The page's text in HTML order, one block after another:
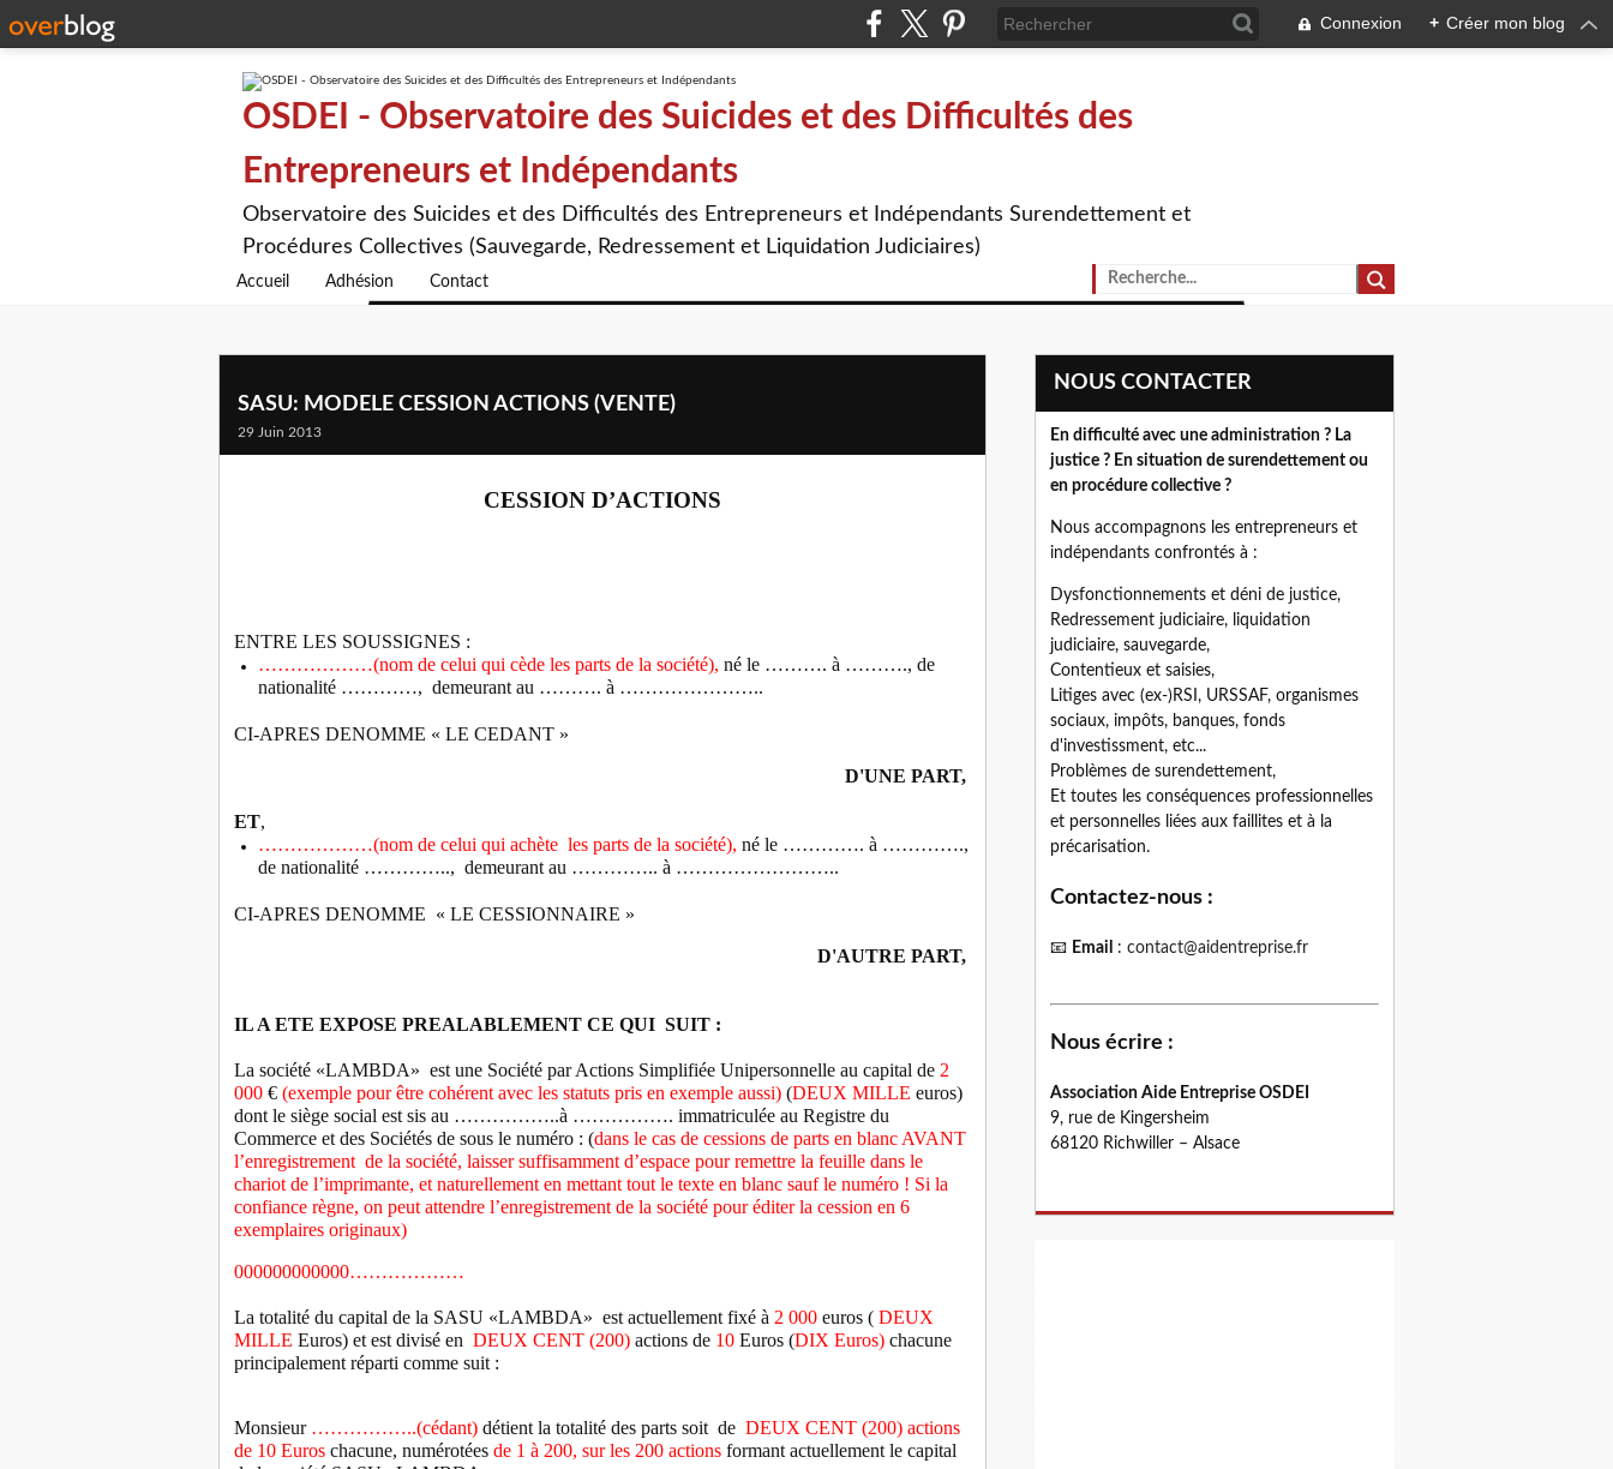
Connexion + Créer mon blog
OSDEI - Observatoire des Suicides et des Difficultés des
Entrepreneurs et Indépendants
Observatoire des Suicides et des Difficultés des Entrepreneurs et Indépendants Surendettement et
Procédures Collectives (Sauvegarde, Redressement et Liquidation Judiciaires)
Accueil Adhésion Contact
SASU: MODELE CESSION ACTIONS (VENTE)
29 Juin 2013
CESSION D’ACTIONS
ENTRE LES SOUSSIGNES :
………………(nom de celui qui cède les parts de la société), né le ………. à ………., de
nationalité …………, demeurant au ………. à …………………..
CI-APRES DENOMME « LE CEDANT »
D'UNE PART,
ET,
………………(nom de celui qui achète les parts de la société), né le …………. à ………….,
de nationalité ………….., demeurant au ………….. à ……………………..
CI-APRES DENOMME « LE CESSIONNAIRE »
D'AUTRE PART,
IL A ETE EXPOSE PREALABLEMENT CE QUI SUIT :
La société «LAMBDA» est une Société par Actions Simplifiée Unipersonnelle au capital de 2
000 € (exemple pour être cohérent avec les statuts pris en exemple aussi) (DEUX MILLE euros)
dont le siège social est sis au ……………..à ……………. immatriculée au Registre du
Commerce et des Sociétés de sous le numéro : (dans le cas de cessions de parts en blanc AVANT
l’enregistrement de la société, laisser suffisamment d’espace pour remettre la feuille dans le
chariot de l’imprimante, et naturellement en mettant tout le texte en blanc sauf le numéro ! Si la
confiance règne, on peut attendre l’enregistrement de la société pour éditer la cession en 6
exemplaires originaux)
000000000000………………
La totalité du capital de la SASU «LAMBDA» est actuellement fixé à 2 000 euros ( DEUX
MILLE Euros) et est divisé en DEUX CENT (200) actions de 10 Euros (DIX Euros) chacune
principalement réparti comme suit :
Monsieur ……………..(cédant) détient la totalité des parts soit de DEUX CENT (200) actions
de 10 Euros chacune, numérotées de 1 à 200, sur les 200 actions formant actuellement le capital
NOUS CONTACTER
En difficulté avec une administration ? La
justice ? En situation de surendettement ou
en procédure collective ?
Nous accompagnons les entrepreneurs et
indépendants confrontés à :
Dysfonctionnements et déni de justice,
Redressement judiciaire, liquidation
judiciaire, sauvegarde,
Contentieux et saisies,
Litiges avec (ex-)RSI, URSSAF, organismes
sociaux, impôts, banques, fonds
d'investissment, etc...
Problèmes de surendettement,
Et toutes les conséquences professionnelles
et personnelles liées aux faillites et à la
précarisation.
Contactez-nous :
📧 Email : contact@aidentreprise.fr
Nous écrire :
Association Aide Entreprise OSDEI
9, rue de Kingersheim
68120 Richwiller – Alsace